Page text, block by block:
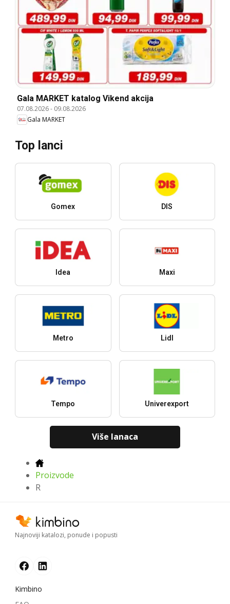
Gala MARKET katalog Vikend akcija
07.08.2026- 09.08.2026
Gala MARKET
Top lanci
Gomex DIS
Idea Maxi
Metro Lidl
Tempo Univerexport
Više lanaca
Proizvode
R
Najnoviji katalozi, ponude i popusti
Kimbino